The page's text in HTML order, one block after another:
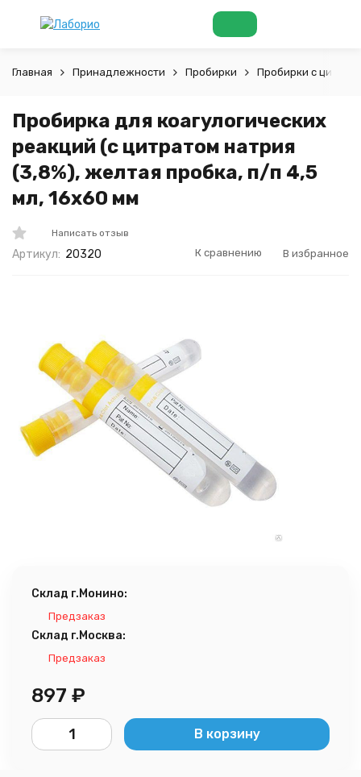
Главная Принадлежности Пробирки Пробирки с
Пробирка для коагулогических
реакций (с цитратом натрия
(3,8%), желтая пробка, п/п 4,5
мл, 16x60 мм
Написать отзыв
Артикул: 20320 К сравнению В избранное
Склад г.Монино:
Предзаказ
Склад г.Москва:
Предзаказ
897 ₽
В корзину